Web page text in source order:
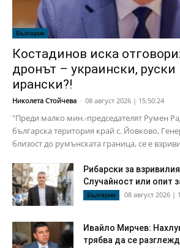
България
Костадинов иска
дронът – украински, руски
ирански?!
Николета Стойчева - 08 август 2026 | 15:50:24
"Преди малко мин.-председателят Румен
българска територия край с. Йовково,
близост до румънската граница, се е
Рибарски за
Случайност или опит
България 08 август 2026 |
Ивайло Мирчев:
трябва да се